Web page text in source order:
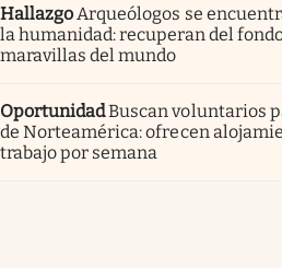
Hallazgo Arqueólogos se
la humanidad: recuperan del
maravillas del mundo
OportunidadBuscan voluntarios
de Norteamérica: ofrecen
trabajo por semana